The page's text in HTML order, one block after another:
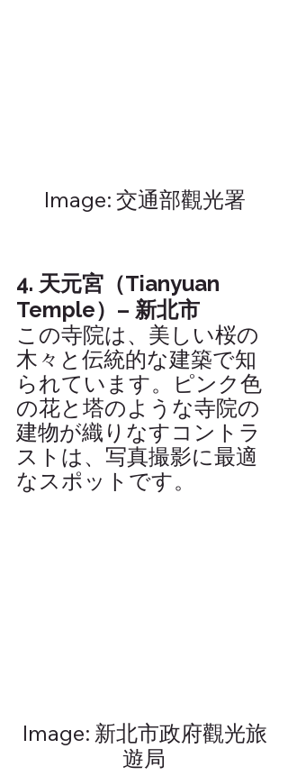
Image: 交通部觀光署
4. 天元宮（Tianyuan
Temple）– 新北市
この寺院は、美しい桜の
木々と伝統的な建築で知
られています。ピンク色
の花と塔のような寺院の
建物が織りなすコントラ
ストは、写真撮影に最適
なスポットです。
Image: 新北市政府觀光旅
遊局